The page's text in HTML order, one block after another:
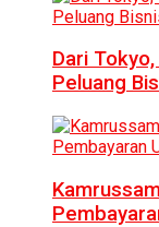
Dari
Peluang